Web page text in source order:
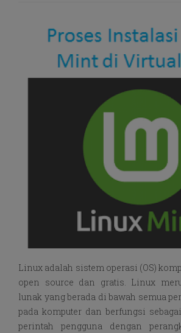
Linux adalah sistem operasi (OS)
open source dan gratis. Linux
lunak yang berada di bawah semua
pada komputer dan berfungsi
perintah pengguna dengan